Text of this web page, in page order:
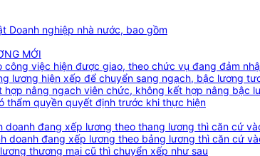
Doanh nghiệp nhà nước, bao gồm
MỚI
việc hiện được giao, theo chức vụ đang đảm
lương hiện xếp để chuyển sang ngạch, bậc lương
nâng ngạch viên chức, không kết hợp nâng bậc
thẩm quyền quyết định trước khi thực hiện
đang xếp lương theo thang lương thì căn cứ
doanh đang xếp lương theo bảng lương thì căn cứ
thương mại cũ thì chuyển xếp như sau